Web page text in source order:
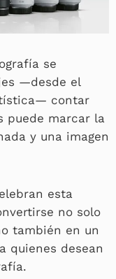
se
—desde el
contar
puede marcar la
y una imagen
esta
no solo
también en un
quienes desean